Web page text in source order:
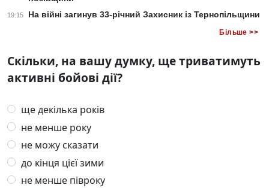
19:15 На війні загинув 33-річний Захисник із Тернопільщини
Більше >>
Скільки, на вашу думку, ще триватимуть
активні бойові дії?
ще декілька років
не менше року
не можу сказати
до кінця цієї зими
не менше півроку